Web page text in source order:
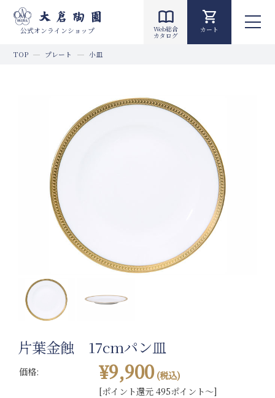
公式オンラインショップ Web総合
カタログ
カート
TOP プレート 小皿
片葉金蝕 17cmパン皿
価格: ¥9,900 (税込)
[ポイント還元 495ポイント～]